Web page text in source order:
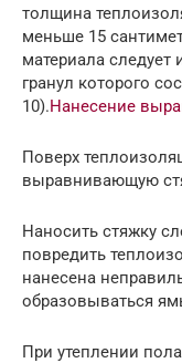
толщина
меньше 15
материала следует
гранул которого
10).Нанесение
Поверх
выравнивающую
Наносить стяжку
повредить
нанесена
образовываться
При утеплении